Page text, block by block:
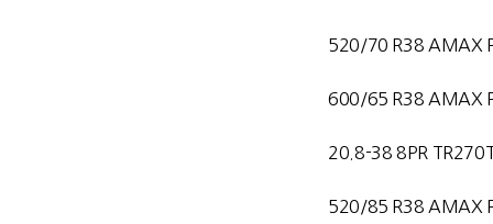
520/70 R38 AMAX
600/65 R38 AMAX
20.8-38 8PR
520/85 R38 AMAX